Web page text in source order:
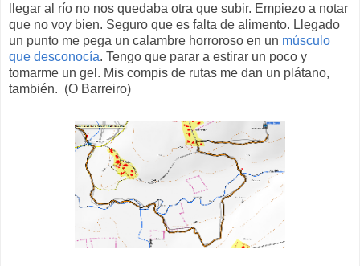
llegar al río no nos quedaba otra que subir. Empiezo a notar
que no voy bien. Seguro que es falta de alimento. Llegado
un punto me pega un calambre horroroso en un músculo
que desconocía. Tengo que parar a estirar un poco y
tomarme un gel. Mis compis de rutas me dan un plátano,
también. (O Barreiro)